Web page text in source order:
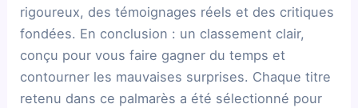
rigoureux, des témoignages réels et des critiques
fondées. En conclusion : un classement clair,
conçu pour vous faire gagner du temps et
contourner les mauvaises surprises. Chaque titre
retenu dans ce palmarès a été sélectionné pour